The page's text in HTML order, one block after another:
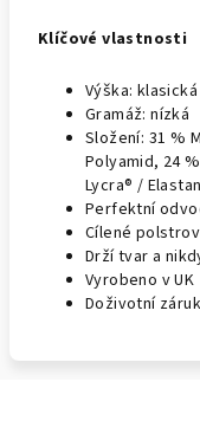
Klíčové vlastnosti
Výška: klasická
Gramáž: nízká
Složení: 31 %
Polyamid, 24
Lycra® / Elastan
Perfektní
Cílené
Drží tvar a
Vyrobeno v UK
Doživotní